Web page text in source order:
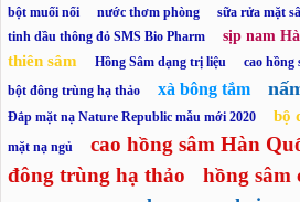
bột muối nổi nước thơm phòng sữa rửa mặt
tinh dầu thông đỏ SMS Bio Pharm sịp nam
thiên sâm Hồng Sâm dạng trị liệu
cao hồng
bột đông trùng hạ thảo
xà bông tắm
Đắp mặt nạ Nature Republic mẫu mới 2020 bộ
mặt nạ ngủ cao hồng sâm Hàn
đông trùng hạ thảo hồng sâm